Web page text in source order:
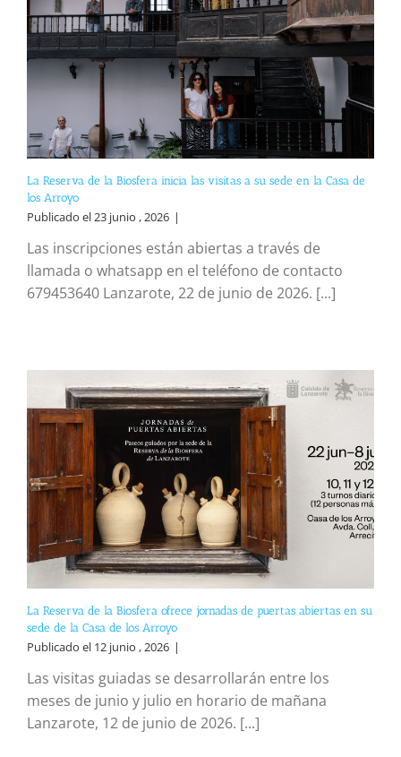
La Reserva de la Biosfera inicia las visitas a su sede en la Casa de
los Arroyo
Publicado el 23 junio , 2026 |
Las inscripciones están abiertas a través de
llamada o whatsapp en el teléfono de contacto
679453640 Lanzarote, 22 de junio de 2026. [...]
La Reserva de la Biosfera ofrece jornadas de puertas abiertas en su
sede de la Casa de los Arroyo
Publicado el 12 junio , 2026 |
Las visitas guiadas se desarrollarán entre los
meses de junio y julio en horario de mañana
Lanzarote, 12 de junio de 2026. [...]